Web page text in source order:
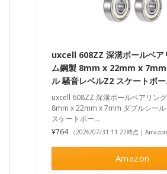
uxcell 608ZZ 深溝ボールベア
ム鋼製 8mm x 22mm x 7mm
ル 騒音レベルZ2 スケートボ
uxcell 608ZZ 深溝ボールベアリン
8mm x 22mm x 7mm ダブルシー
スケートボー…
¥764 （2026/07/31 11:22時点 | Amazon
Amazon